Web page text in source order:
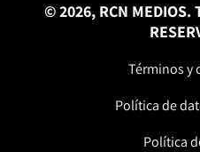
© 2026, RCN MEDIOS.
Términos y
Política de
Política